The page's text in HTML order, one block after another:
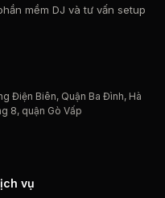
mềm DJ và tư vấn setup
Điện Biên, Quận Ba Đình, Hà
8, quận Gò Vấp
vụ